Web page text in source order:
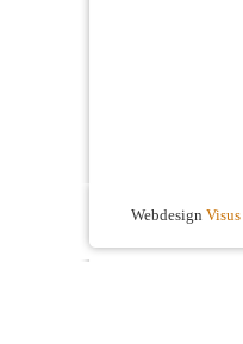
Webdesign Visus